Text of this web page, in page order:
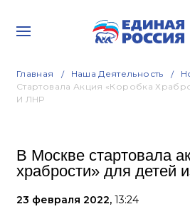
Главная Наша Деятельность
Стартовала Акция «Коробка
И ЛНР
В Москве стартовала
храбрости» для детей
23 февраля 2022, 13:24